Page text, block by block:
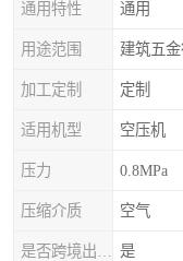
通用特性 通用
用途范围 建筑五
加工定制 定制
适用机型 空压机
压力 0.8MPa
压缩介质 空气
是